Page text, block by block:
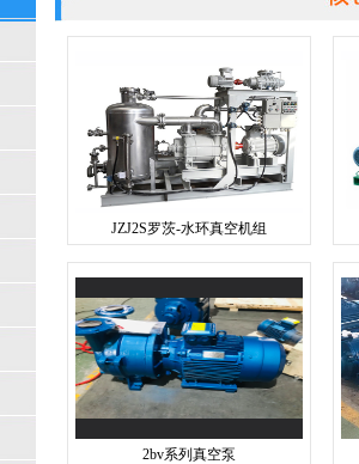
JZJ2S罗茨-水环真空机组
2bv系列真空泵